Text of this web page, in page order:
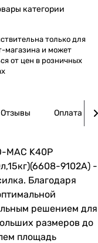
категории
только для
магазина и может
от цен в розничных
Отзывы Оплата
MAC K40P
9102A) -
Благодаря
решением для
размеров до
площадь